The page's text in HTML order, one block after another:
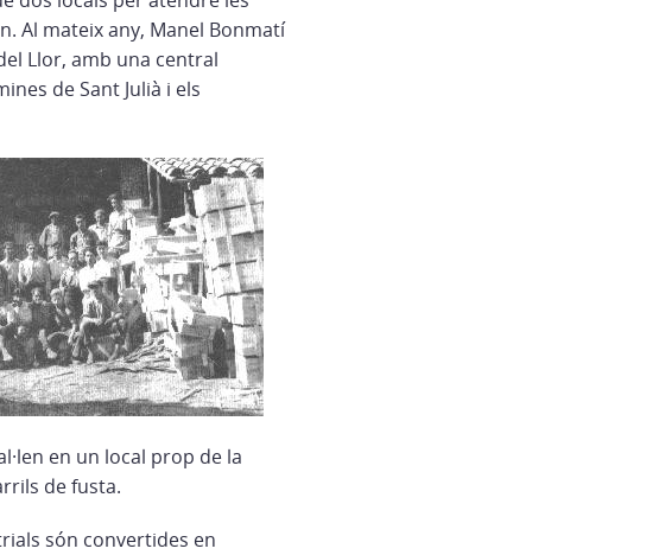
Al mateix any, Manel Bonmatí
Llor, amb una central
de Sant Julià i els
en un local prop de la
de fusta.
són convertides en